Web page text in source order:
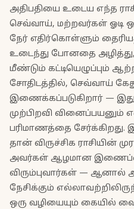
அதிபதியை உடைய எந்த
செவ்வாய், மற்றவர்கள் ஓடி
நேர் எதிர்கொள்ளும்
உடைந்து போனதை அழித்து,
மீண்டும் கட்டியெழுப்பும்
சோதிடத்தில், செவ்வாய்
இணைக்கப்படுகிறார் —
முற்பிறவி வினைப்பயனும்
பரிமாணத்தை சேர்க்கிறது.
தான் விருச்சிக ராசியின்
அவர்கள் ஆழமான
விரும்புவார்கள் — ஆனால்
நேசிக்கும்
ஒரு வழியையும் கையில்